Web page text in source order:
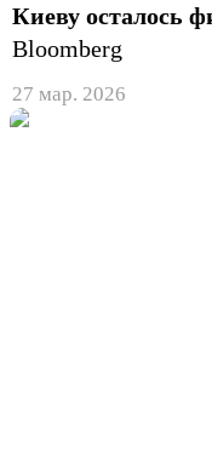
Киеву осталось
Bloomberg
27 мар. 2026